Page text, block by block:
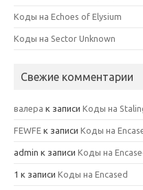
Коды на Echoes of Elysium
Коды на Sector Unknown
Свежие комментарии
валера к записи Коды на
FEWFE к записи Коды на
admin к записи Коды на
1 к записи Коды на Encased